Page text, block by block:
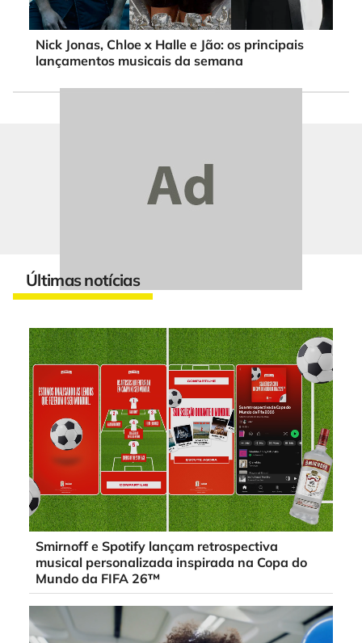
Nick Jonas, Chloe x Halle e Jão: os principais
lançamentos musicais da semana
Últimas notícias
Smirnoff e Spotify lançam retrospectiva
musical personalizada inspirada na Copa do
Mundo da FIFA 26™